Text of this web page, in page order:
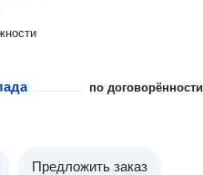
по договорённости
Предложить заказ